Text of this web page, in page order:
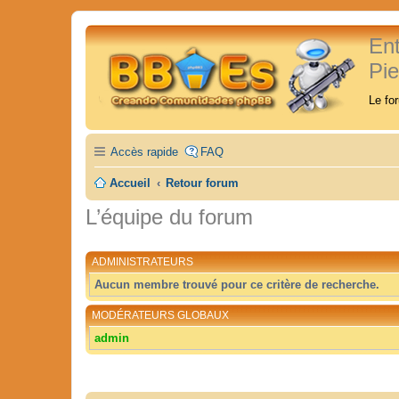
Le
Accès rapide FAQ
Accueil Retour forum
L’équipe du forum
ADMINISTRATEURS
Aucun membre trouvé pour ce critère de recherche.
MODÉRATEURS GLOBAUX
admin